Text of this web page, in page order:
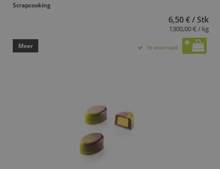
Scrapcooking
6,50 € / Stk
1300,00 € / kg
Meer In voorraad